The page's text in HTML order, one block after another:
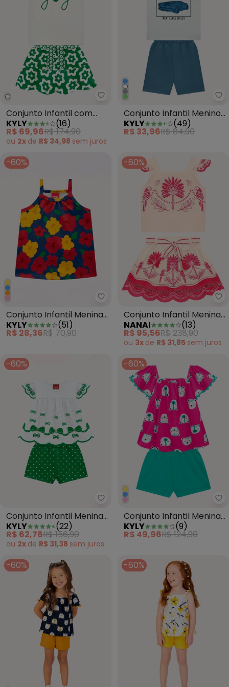
Kyly - Conjunto Infantil com
Conjunto Infantil com
Lantejoulas Off White
KYLY (16)
R$ 69,96R$ 174,90
ou 2x de R$ 34,98 sem juros
Conjunto Infantil Menino
Estampa Azul
KYLY (49)
R$ 33,96R$ 84,90
-60%
Kyly - Conjunto Infantil Menina
Conjunto Infantil Menina
em Algodão Azul
KYLY (51)
R$ 28,36R$ 70,90
-60%
Conjunto Infantil Menina
com Corte a Laser Bege
NANAI (13)
R$ 95,56R$ 238,90
ou 3x de R$ 31,85 sem juros
-60%
Kyly - Conjunto Infantil Menina
Conjunto Infantil Menina
Laço Branco
KYLY (22)
R$ 62,76R$ 156,90
ou 2x de R$ 31,38 sem juros
-60%
Conjunto Infantil Menina
em Algodão Rosa
KYLY (9)
R$ 49,96R$ 124,90
-60% -60%